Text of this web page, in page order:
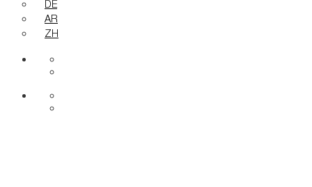
DE
AR
ZH